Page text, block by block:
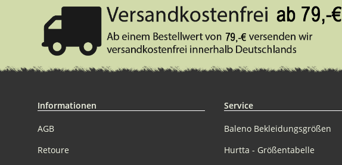
Informationen
AGB
Retoure
Service
Baleno Bekleidungsgrößen
Hurtta - Größentabelle